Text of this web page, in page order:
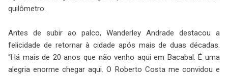
quilômetro.
Antes de subir ao palco, Wanderley Andrade destacou a
felicidade de retornar à cidade após mais de duas décadas.
“Há mais de 20 anos que não venho aqui em Bacabal. É uma
alegria enorme chegar aqui. O Roberto Costa me convidou e